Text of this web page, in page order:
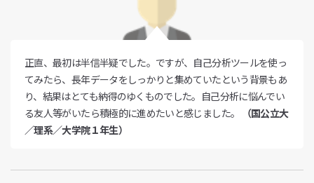
正直、最初は半信半疑でした。ですが、自己分析ツールを使っ
てみたら、長年データをしっかりと集めていたという背景もあ
り、結果はとても納得のゆくものでした。自己分析に悩んでい
る友人等がいたら積極的に進めたいと感じました。
（国公立大
／理系／大学院１年生）